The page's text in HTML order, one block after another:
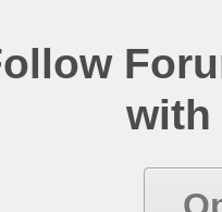
with